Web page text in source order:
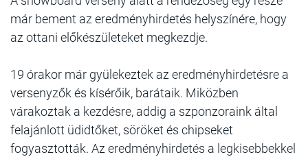
már bement az eredményhirdetés helyszínére, hogy
az ottani előkészületeket megkezdje.
19 órakor már gyülekeztek az eredményhirdetésre a
versenyzők és kísérőik, barátaik. Miközben
várakoztak a kezdésre, addig a szponzoraink által
felajánlott üdidtőket, söröket és chipseket
fogyasztották. Az eredményhirdetés a legkisebbekkel